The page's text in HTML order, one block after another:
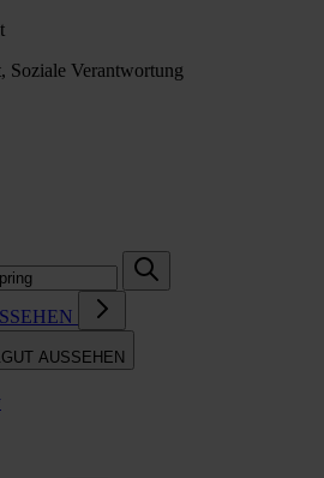
Soziale Verantwortung
AUSSEHEN